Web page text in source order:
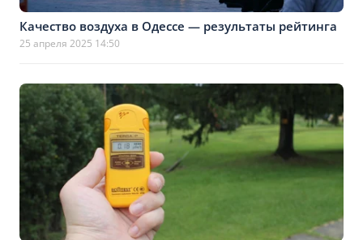
Качество воздуха в Одессе — результаты рейтинга
25 апреля 2025 14:50